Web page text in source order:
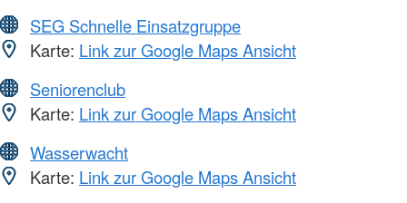
SEG Schnelle Einsatzgruppe
Karte: Link zur Google Maps Ansicht
Seniorenclub
Karte: Link zur Google Maps Ansicht
Wasserwacht
Karte: Link zur Google Maps Ansicht